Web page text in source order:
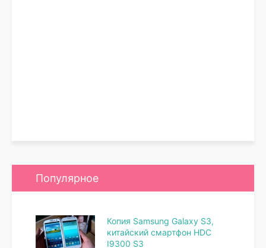
Популярное
Копия Samsung Galaxy S3,
китайский смартфон HDC
I9300 S3